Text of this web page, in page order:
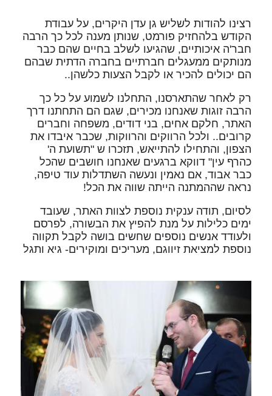
רצינו להודות לשליש גן עדן היקרים, על עבודת
הקודש בלהחזיק פורמט, שנותן מענה לכל כך הרבה
חבר'ה איכותיים, שהגיעו לשלב בחיים שהם כבר
מנותקים ממעגלים חברתיים בחברה הדתית שבהם
הם יכולים להכיר או לקבל הצעות כלשהן..
רק לאחר שהתארסנו, התחלנו לשמוע על כל כך
הרבה זוגות שאנחנו מכירים, שגם הם התחתנו דרך
האתר, חלקם אחים, בני דודים, משפחה וחברים
קרובים.. ולכל הרווקים והרווקות, שכבר איבדו את
הצפון, והתחילו להתייאש, תזכרו ש "תשועת ה'
כהרף עין" דווקא ברגעים שאנחנו חושבים שהכל
כבר אבוד, אם נאמין ונעשה השתדלות עוד טיפה,
נראה שההמתנה הייתה שווה את הכל!
לסיום, תודה ענקית נוספת לצוות האתר, שעובד
ימים כלילות על מנת להפיץ את הבשורה, לפרסם
ולעודד אנשים נוספים שחשים בושה לקבל תקווה
נוספת למציאת זיווגם, מעריכים ומוקירים- גיא ותגל